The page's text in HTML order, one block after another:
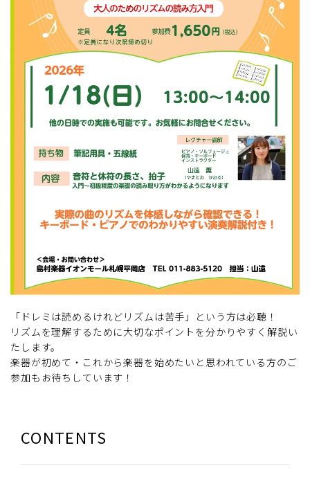
「ドレミは読めるけれどリズムは苦手」という方は必聴！
リズムを理解するために大切なポイントを分かりやすく解説い
たします。
楽器が初めて・これから楽器を始めたいと思われている方のご
参加もお待ちしています！
CONTENTS